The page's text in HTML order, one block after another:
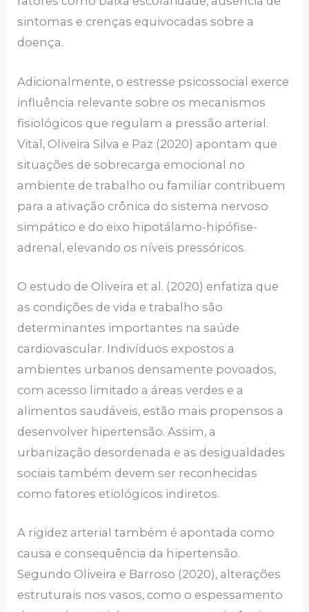
sintomas e crenças equivocadas sobre a
doença.
Adicionalmente, o estresse psicossocial exerce
influência relevante sobre os mecanismos
fisiológicos que regulam a pressão arterial.
Vital, Oliveira Silva e Paz (2020) apontam que
situações de sobrecarga emocional no
ambiente de trabalho ou familiar contribuem
para a ativação crônica do sistema nervoso
simpático e do eixo hipotálamo-hipófise-
adrenal, elevando os níveis pressóricos.
O estudo de Oliveira et al. (2020) enfatiza que
as condições de vida e trabalho são
determinantes importantes na saúde
cardiovascular. Indivíduos expostos a
ambientes urbanos densamente povoados,
com acesso limitado a áreas verdes e a
alimentos saudáveis, estão mais propensos a
desenvolver hipertensão. Assim, a
urbanização desordenada e as desigualdades
sociais também devem ser reconhecidas
como fatores etiológicos indiretos.
A rigidez arterial também é apontada como
causa e consequência da hipertensão.
Segundo Oliveira e Barroso (2020), alterações
estruturais nos vasos, como o espessamento